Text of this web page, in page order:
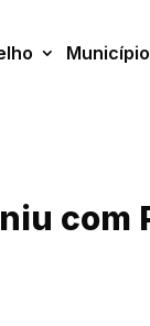
Município
com